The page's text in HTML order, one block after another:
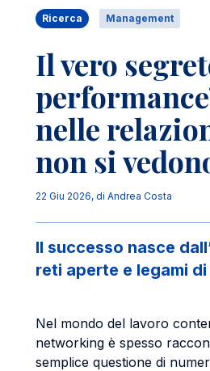
Ricerca Management
Il vero
nelle
non si
22 Giu 2026, di Andrea Costa
Il successo nasce
reti aperte e legami
Nel mondo del lavoro
networking è spesso
semplice questione di